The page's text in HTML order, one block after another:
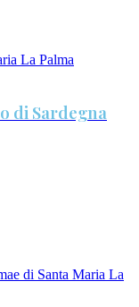
di Sardegna